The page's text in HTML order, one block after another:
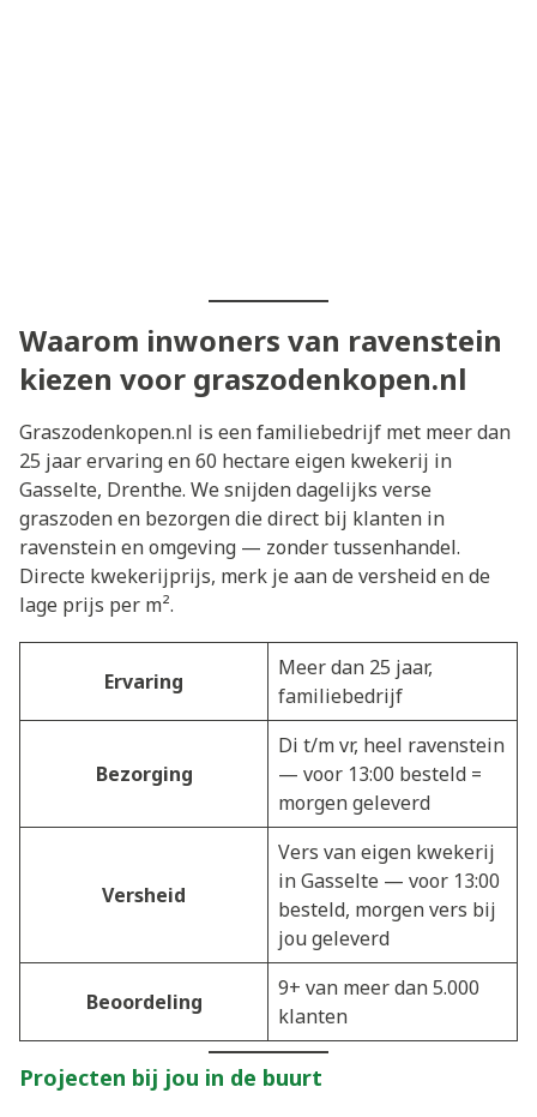
Waarom inwoners van ravenstein
kiezen voor graszodenkopen.nl
Graszodenkopen.nl is een familiebedrijf met meer dan
25 jaar ervaring en 60 hectare eigen kwekerij in
Gasselte, Drenthe. We snijden dagelijks verse
graszoden en bezorgen die direct bij klanten in
ravenstein en omgeving — zonder tussenhandel.
Directe kwekerijprijs, merk je aan de versheid en de
lage prijs per m².
Ervaring
Meer dan 25 jaar,
familiebedrijf
Bezorging
Di t/m vr, heel ravenstein
— voor 13:00 besteld =
morgen geleverd
Versheid
Vers van eigen kwekerij
in Gasselte — voor 13:00
besteld, morgen vers bij
jou geleverd
Beoordeling
9+ van meer dan 5.000
klanten
Projecten bij jou in de buurt